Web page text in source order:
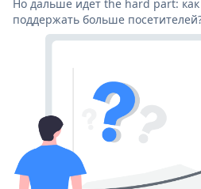
Но дальше идет the hard part:
поддержать больше